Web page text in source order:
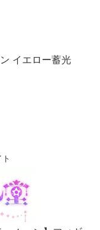
イエロー蓄光